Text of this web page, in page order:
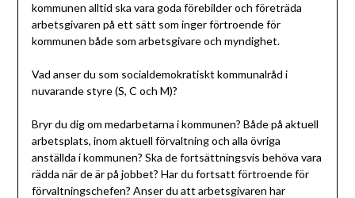
kommunen alltid ska vara goda förebilder och företräda
arbetsgivaren på ett sätt som inger förtroende för
kommunen både som arbetsgivare och myndighet.
Vad anser du som socialdemokratiskt kommunalråd i
nuvarande styre (S, C och M)?
Bryr du dig om medarbetarna i kommunen? Både på aktuell
arbetsplats, inom aktuell förvaltning och alla övriga
anställda i kommunen? Ska de fortsättningsvis behöva vara
rädda när de är på jobbet? Har du fortsatt förtroende för
förvaltningschefen? Anser du att arbetsgivaren har